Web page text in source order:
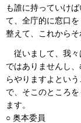
も誰に持っていけ
て、全庁的に窓口
整えて、これからそ
従いまして、我
ではありませんし
らやりますよとい
で、そこのところ
ます。
○ 奥本委員